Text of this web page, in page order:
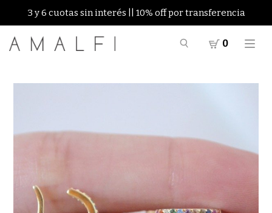
3 y 6 cuotas sin interés || 10% off por transferencia
0